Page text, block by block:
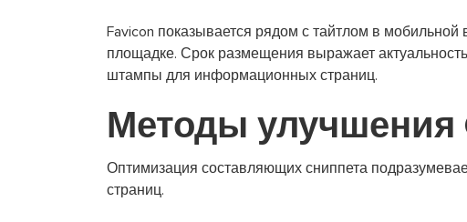
Favicon показывается рядом с тайтлом в
площадке. Срок размещения выражает
штампы для информационных страниц.
Методы улучшения
Оптимизация составляющих сниппета
страниц.